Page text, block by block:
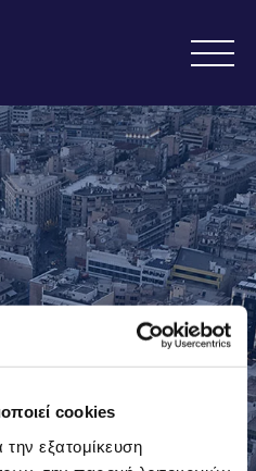
cookies
εξατομίκευση
arrives in
the